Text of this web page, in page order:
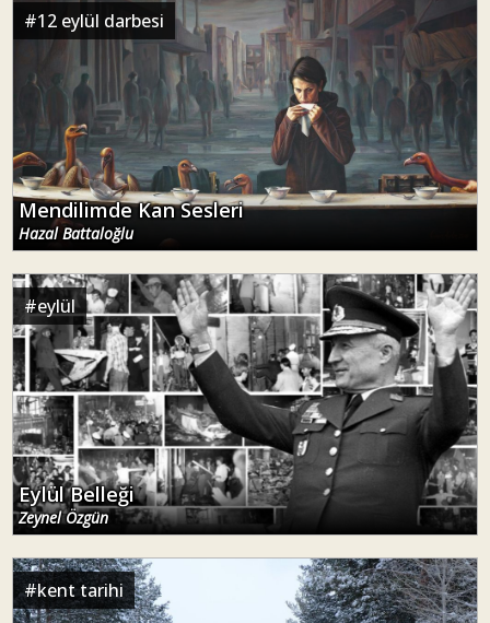
#12 eylül darbesi
Mendilimde Kan Sesleri
Hazal Battaloğlu
#eylül
Eylül Belleği
Zeynel Özgün
#kent tarihi